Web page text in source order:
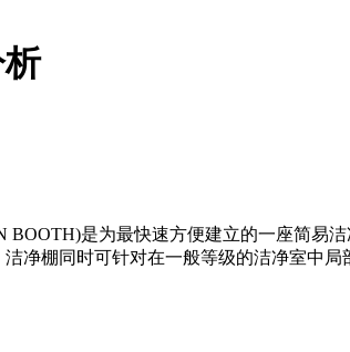
是为最快速方便建立的一座简易
净棚同时可针对在一般等级的洁净室中